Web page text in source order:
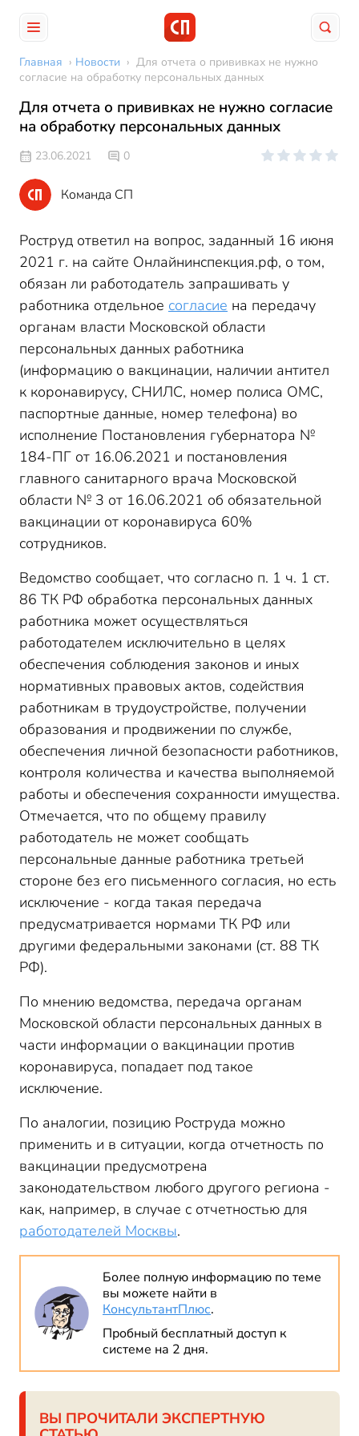
Главная › Новости › Для отчета о прививках не нужно
согласие на обработку персональных данных
Для отчета о прививках не нужно согласие
на обработку персональных данных
23.06.2021 0
Команда СП
Роструд ответил на вопрос, заданный 16 июня
2021 г. на сайте Онлайнинспекция.рф, о том,
обязан ли работодатель запрашивать у
работника отдельное согласие на передачу
органам власти Московской области
персональных данных работника
(информацию о вакцинации, наличии антител
к коронавирусу, СНИЛС, номер полиса ОМС,
паспортные данные, номер телефона) во
исполнение Постановления губернатора №
184-ПГ от 16.06.2021 и постановления
главного санитарного врача Московской
области № 3 от 16.06.2021 об обязательной
вакцинации от коронавируса 60%
сотрудников.
Ведомство сообщает, что согласно п. 1 ч. 1 ст.
86 ТК РФ обработка персональных данных
работника может осуществляться
работодателем исключительно в целях
обеспечения соблюдения законов и иных
нормативных правовых актов, содействия
работникам в трудоустройстве, получении
образования и продвижении по службе,
обеспечения личной безопасности работников,
контроля количества и качества выполняемой
работы и обеспечения сохранности имущества.
Отмечается, что по общему правилу
работодатель не может сообщать
персональные данные работника третьей
стороне без его письменного согласия, но есть
исключение - когда такая передача
предусматривается нормами ТК РФ или
другими федеральными законами (ст. 88 ТК
РФ).
По мнению ведомства, передача органам
Московской области персональных данных в
части информации о вакцинации против
коронавируса, попадает под такое
исключение.
По аналогии, позицию Роструда можно
применить и в ситуации, когда отчетность по
вакцинации предусмотрена
законодательством любого другого региона -
как, например, в случае с отчетностью для
работодателей Москвы.
Более полную информацию по теме
вы можете найти в
КонсультантПлюс.
Пробный бесплатный доступ к
системе на 2 дня.
ВЫ ПРОЧИТАЛИ ЭКСПЕРТНУЮ